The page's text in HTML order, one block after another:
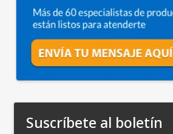
Suscríbete al boletín